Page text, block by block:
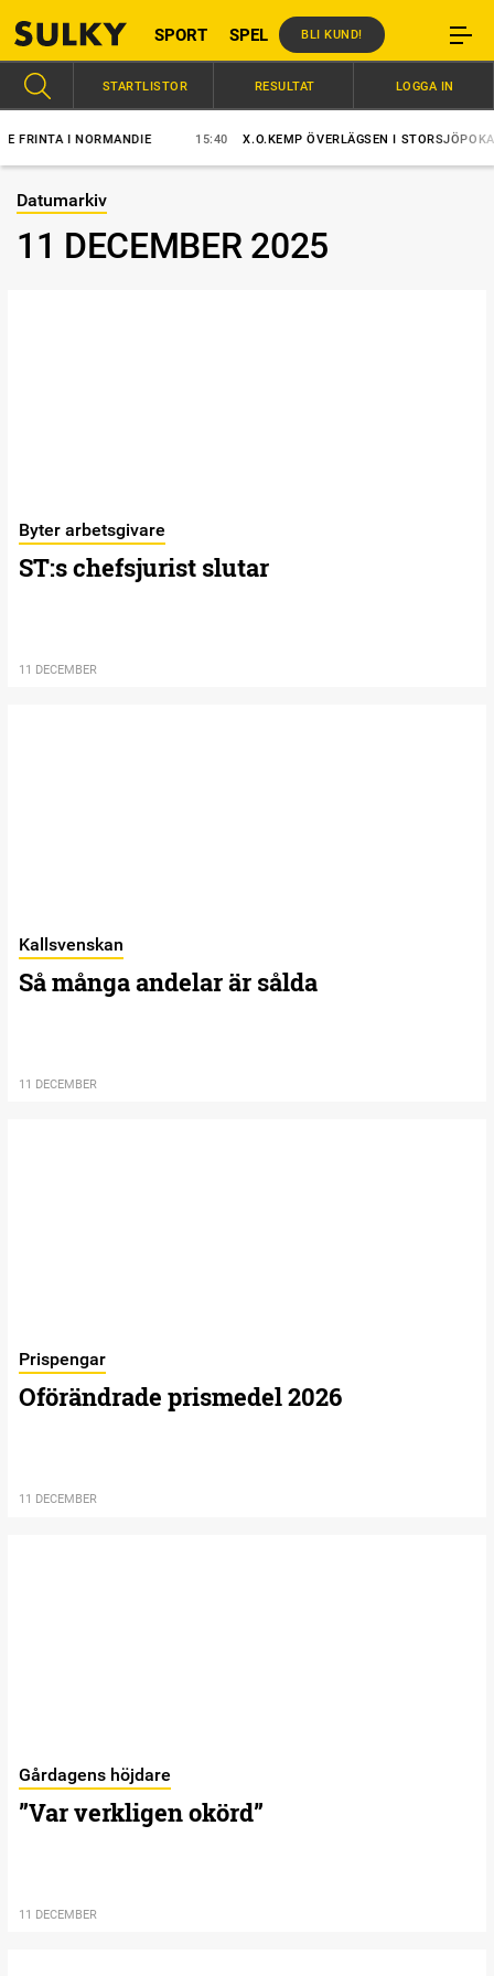
SPORT SPEL BLI KUND!
I NORMANDIE 15:40 X.O.KEMP ÖVERLÄGSEN I STORSJÖPOKALEN
STARTLISTOR RESULTAT LOGGA IN
Datumarkiv
11 DECEMBER 2025
Byter arbetsgivare
ST:s chefsjurist slutar
11 DECEMBER
Kallsvenskan
Så många andelar är sålda
11 DECEMBER
Prispengar
Oförändrade prismedel 2026
11 DECEMBER
Gårdagens höjdare
”Var verkligen okörd”
11 DECEMBER